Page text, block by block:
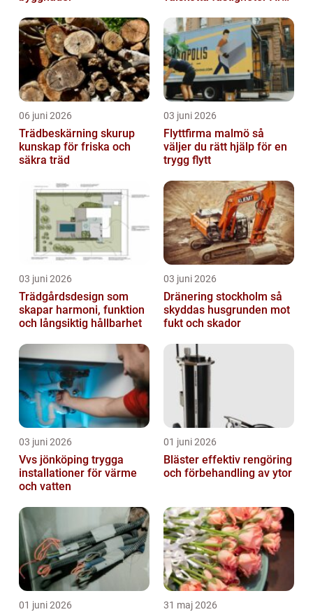
06 juni 2026
Trädbeskärning skurup
kunskap för friska och
säkra träd
03 juni 2026
Flyttfirma malmö så
väljer du rätt hjälp för en
trygg flytt
03 juni 2026
Trädgårdsdesign som
skapar harmoni, funktion
och långsiktig hållbarhet
03 juni 2026
Dränering stockholm så
skyddas husgrunden mot
fukt och skador
03 juni 2026
Vvs jönköping trygga
installationer för värme
och vatten
01 juni 2026
Bläster effektiv rengöring
och förbehandling av ytor
01 juni 2026 31 maj 2026